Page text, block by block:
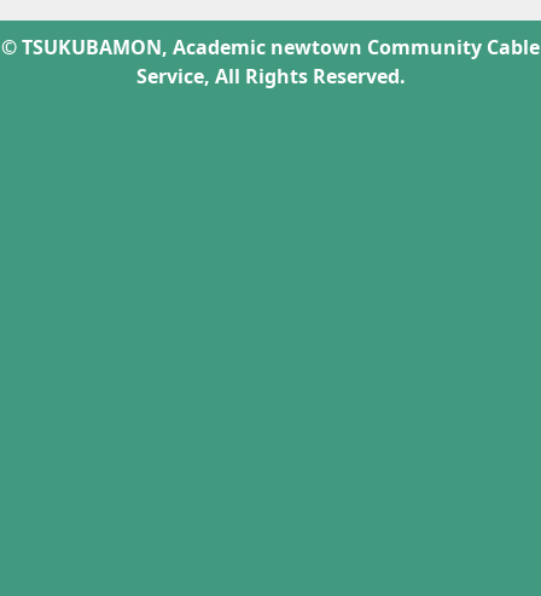
© TSUKUBAMON, Academic newtown Community Cable
Service, All Rights Reserved.